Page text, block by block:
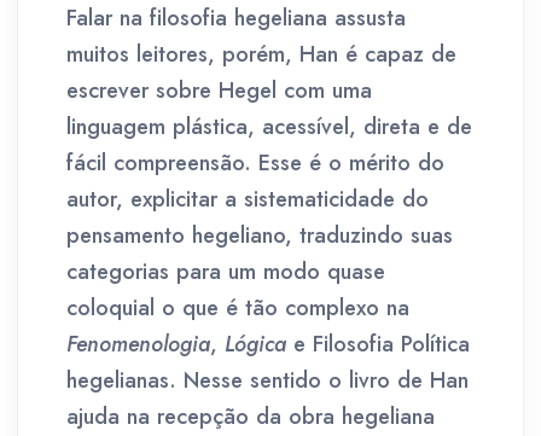
Falar na filosofia hegeliana assusta
muitos leitores, porém, Han é capaz de
escrever sobre Hegel com uma
linguagem plástica, acessível, direta e de
fácil compreensão. Esse é o mérito do
autor, explicitar a sistematicidade do
pensamento hegeliano, traduzindo suas
categorias para um modo quase
coloquial o que é tão complexo na
Fenomenologia, Lógica e Filosofia Política
hegelianas. Nesse sentido o livro de Han
ajuda na recepção da obra hegeliana